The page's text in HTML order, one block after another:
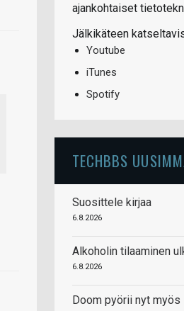
ajankohtaiset
Jälkikäteen
Youtube
iTunes
Spotify
TECHBBS
Suosittele kirjaa
6.8.2026
Alkoholin tilaaminen
6.8.2026
Doom pyörii nyt